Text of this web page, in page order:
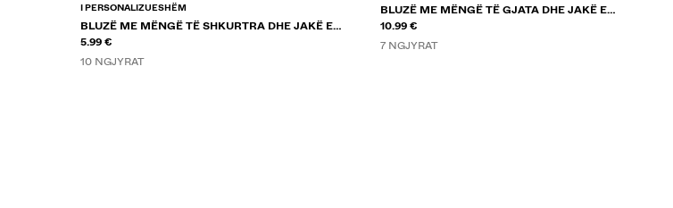
I PERSONALIZUESHËM
BLUZË ME MËNGË TË SHKURTRA DHE JAKË E
RRUMBULLAKËT
5.99 €
10 NGJYRAT
BLUZË ME MËNGË TË GJATA DHE JAKË E
RRUMBULLAKËT
10.99 €
7 NGJYRAT